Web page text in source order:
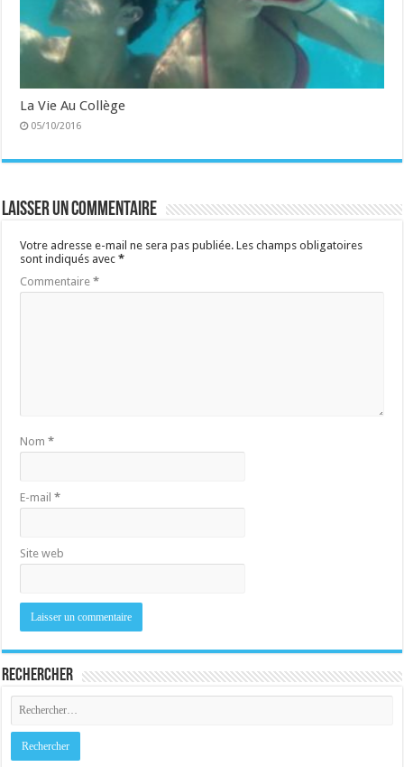
La Vie Au Collège
05/10/2016
Laisser un commentaire
Votre adresse e-mail ne sera pas publiée. Les champs obligatoires
sont indiqués avec*
Commentaire*
Nom*
E-mail*
Site web
Rechercher